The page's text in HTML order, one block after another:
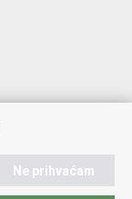
Ne prihvaćam